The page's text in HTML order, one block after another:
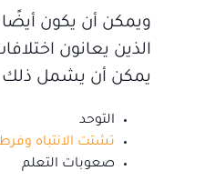
ويمكن أن يكون
الذين يعانون
يمكن أن يشمل ذلك
التوحد
تشتت الانتباه
صعوبات التعلم